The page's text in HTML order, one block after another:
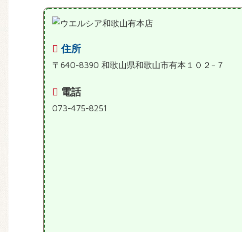
住所
〒640-8390 和歌山県和歌山市有本１０２−７
電話
073-475-8251